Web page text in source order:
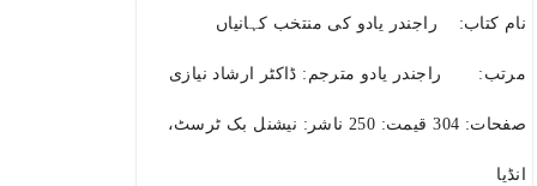
نام کتاب: راجندر یادو کی منتخب کہانیاں
مرتب: راجندر یادو مترجم: ڈاکٹر ارشاد نیازی
صفحات: 304 قیمت: 250 ناشر: نیشنل بک ٹرسٹ،
انڈیا